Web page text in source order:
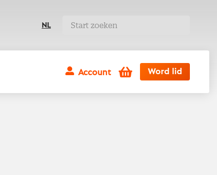
NL
Account Winkelwagen
Word lid